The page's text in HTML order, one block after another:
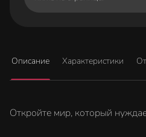
Описание Характеристики
Откройте мир, который